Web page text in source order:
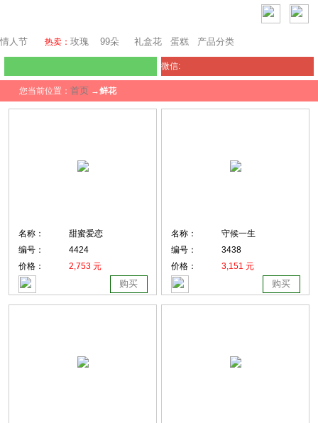
情人节 热卖： 玫瑰 99朵 礼盒花 蛋糕 产品分类
微信:
您当前位置： 首页 →鲜花
名称：
甜蜜爱恋
编号：
4424
价格：
2,753 元
购买
名称：
守候一生
编号：
3438
价格：
3,151 元
购买